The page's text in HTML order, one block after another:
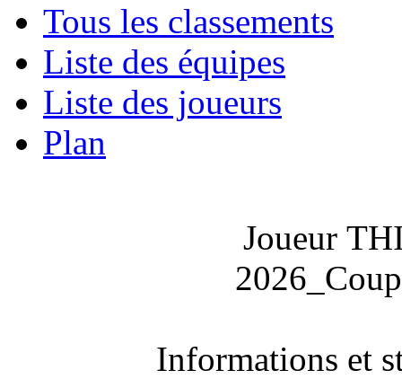
Tous les classements
Liste des équipes
Liste des joueurs
Plan
Joueur
Informations et